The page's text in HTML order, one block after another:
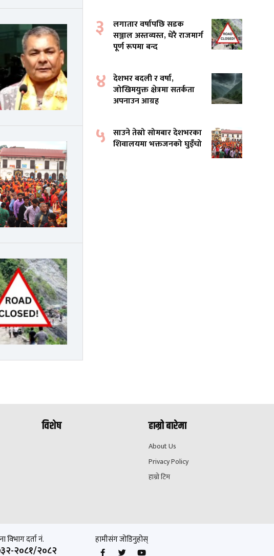
३
लगातार वर्षापछि सडक
सञ्जाल अस्तव्यस्त, धेरै राजमार्ग
पूर्ण रूपमा बन्द
४ देशभर बदली र वर्षा,
जोखिमयुक्त क्षेत्रमा सतर्कता
अपनाउन आग्रह
५ साउने तेस्रो सोमबार देशभरका
शिवालयमा भक्तजनको घुइँचो
विशेष हाम्रो बारेमा
About Us
Privacy Policy
हाम्रो टिम
विभाग दर्ता नं.
२०८१/२०८२
हामीसंग जोडिनुहोस्